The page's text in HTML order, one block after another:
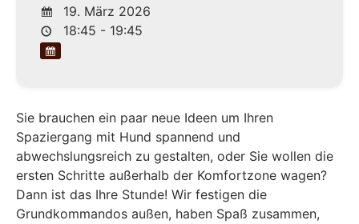
19. März 2026
18:45 - 19:45
Sie brauchen ein paar neue Ideen um Ihren
Spaziergang mit Hund spannend und
abwechslungsreich zu gestalten, oder Sie wollen die
ersten Schritte außerhalb der Komfortzone wagen?
Dann ist das Ihre Stunde! Wir festigen die
Grundkommandos außen, haben Spaß zusammen,